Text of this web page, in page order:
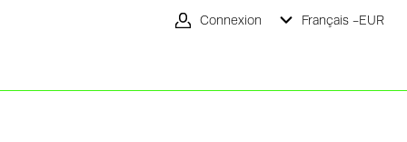
Connexion Français -EUR